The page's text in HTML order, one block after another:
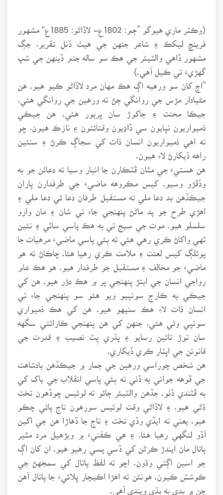
(وڪٽر ماري هيوگو ”ڄم: 1802ع- لاڏاڻو: 1885ع“ مشهور
فرينچ ليکڪ ۽ شاعر جنهن جي هيٺ ڏنل تقرير، جڳ
مشهور ڏاهي والٽيئر جي هڪ سو ساله جنم ڏينهن جي شڀ
گهڙيءَ تي ڪيل آهي.)
”اڄ کان سو ورهيه اڳ هڪ مهان مرد لاڏاڻو ڪيو هيو. هن
مڻيادار مڙس جي روانگي ڄڻ ته ورهين جي روانگي هئي،
جيڪا محنت ۽ جاکوڙ سان ڀرپور هئي. هن جيڪي
ذميواريون نڀايون سي ڏاڍيون وقتائتون ۽ نازڪ هيون، ڇو
ته اهي ذميواريون انسان ذات کي سجاڳ ڪرڻ ۽ سنئين
راهه ڏيکارڻ لاءِ هيون.
هن هستيءَ جي مٿان ڦٽڪارن جا انبار وسيا ته دعائن جو به
وڏڦڙو وسيو. کيس مڪروهه ماضيءَ جي طرفدارن پاران
جيڪڏهن بد دعا ملي ته مستقبل طرفان دعا ئي دعا ملي ۽
اهڙي طرح جو پد ماڻڻ پنهنجي جاءِ تي شان ۽ مان وارو
سلسلو هيو. موت جي سيج تي به هڪ پاسي ساٿي ۽ نئين
ٽهي واکاڻ ڪري رهي هئي ته ٻئي پاسي ماضيءَ مرهيات جا
پوئلڳ کيس لعنت ۽ ملامت ڪري رهيا هئا. ڇاڪاڻ ته هو
ماضيءَ جو مخالف ۽ مستقبل جو طرفدار هيو. هو هڪ عام
رواجي انسان جي ابتڙ پنهنجي پر ۾ هڪ دؤر هيو. هن کي
جيڪي به ڪارج سونپيو ويو هئو سو پنهنجي جاءِ تي
انسان ذات لاءِ هڪ سنيهو هيو. هن کي هڪ ذميواري
سونپي وئي هئي، جنهن کي هن پنهنجي ڪارائتي سگهه
سان توڙ تائين رسايو ۽ پڌري پِٽ نصيب ۽ قدرت جي
قانونن جي اپٽار ڪري ڏيکاري.
هن شخص چوراسي ورهين جي ڄمار ۾ جيڪڏهن بادشاهت
جي ڦوهه جواني به ڏٺي ته ٻئي پاسي انقلاب جي باک کي
به ڦٽندي ڏٺو. جڏهن والٽيئر ڄائو ته لوئيس چوڏهون تخت
ڌڻي هيو، ۽ لاڏاڻي وقت لوئيس سورهون تاج پائي چڪو
هيو. يعني ته ايڏي وڏي تخت ۽ تاج جا ڏهاڙا هن جي اکين
آڏو لنگهي رهيا هئا، ۽ هي ڪفنيءَ ۾ ويڙهيل مرد مٿير
پاتال مان ايندڙ ڪرڻن کي ڏسي پسي رهيو هيو. ان کان اڳ
جو اسين اڳتي وڌون، اچو ته لفظ پاتال کي سمجهڻ جي
ڪوشش ڪيون. هونئن ته اهڙا اڪيچار ڀلائيءَ جا پاتال آهن
جن ۾ بدي به ٻڌي ويندي آهي.